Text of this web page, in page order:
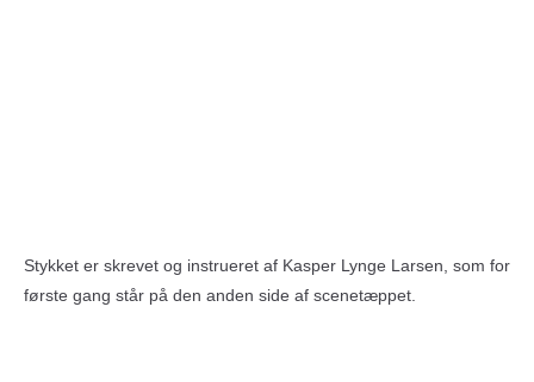
Stykket er skrevet og instrueret af Kasper Lynge Larsen, som for
første gang står på den anden side af scenetæppet.